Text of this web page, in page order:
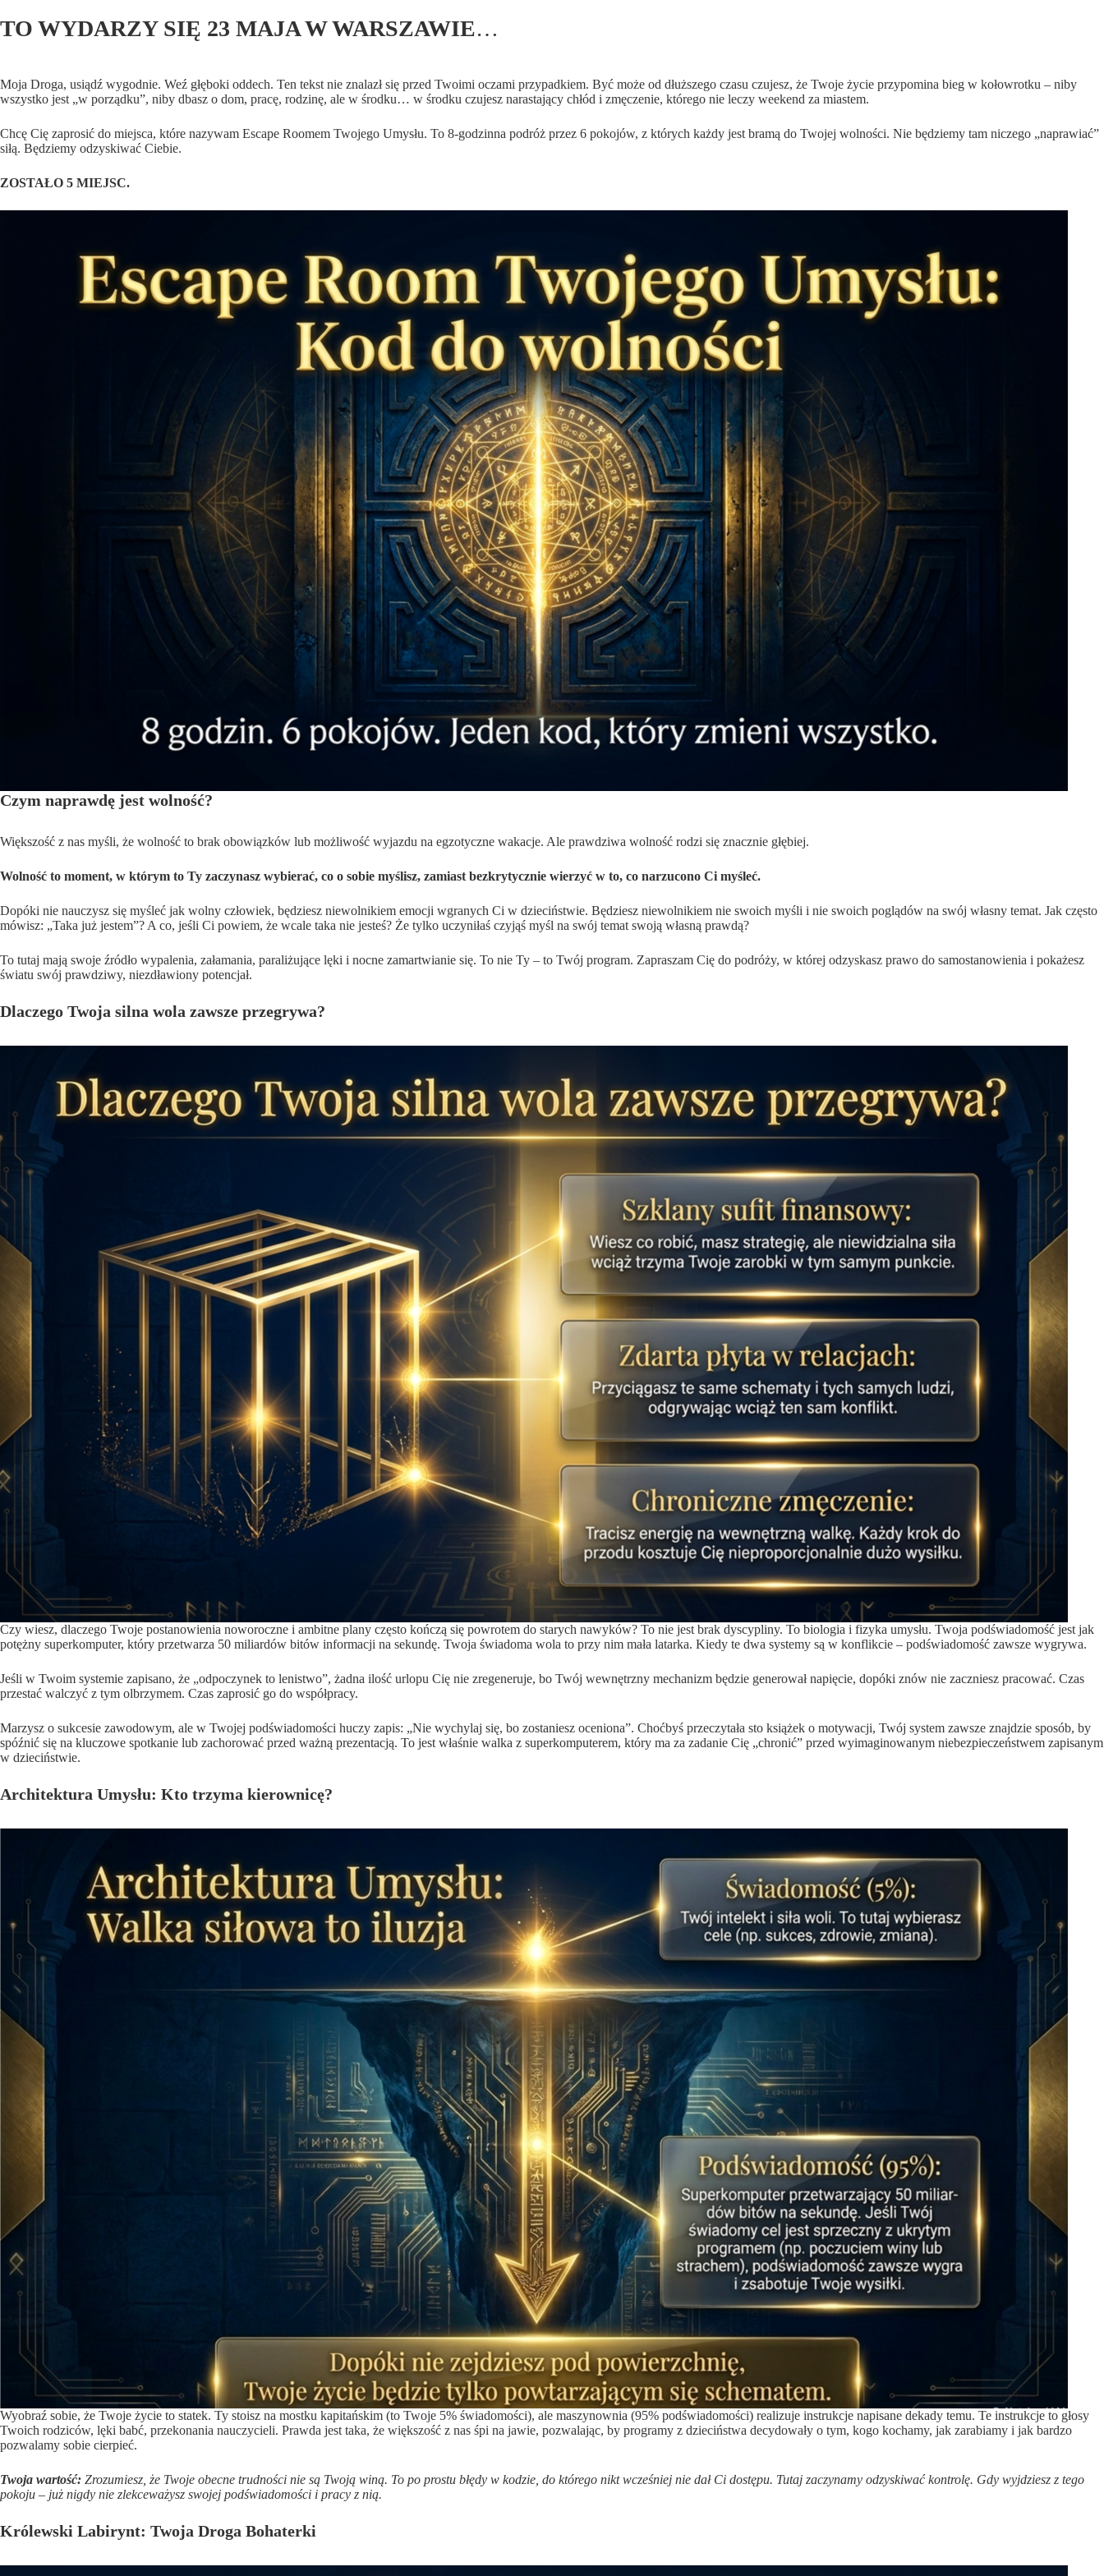
TO WYDARZY SIĘ 23 MAJA W WARSZAWIE…
Moja Droga, usiądź wygodnie. Weź głęboki oddech. Ten tekst nie znalazł się przed Twoimi oczami przypadkiem. Być może od dłuższego czasu czujesz, że Twoje życie przypomina bieg w kołowrotku – niby
wszystko jest „w porządku”, niby dbasz o dom, pracę, rodzinę, ale w środku… w środku czujesz narastający chłód i zmęczenie, którego nie leczy weekend za miastem.
Chcę Cię zaprosić do miejsca, które nazywam Escape Roomem Twojego Umysłu. To 8-godzinna podróż przez 6 pokojów, z których każdy jest bramą do Twojej wolności. Nie będziemy tam niczego „naprawiać”
siłą. Będziemy odzyskiwać Ciebie.
ZOSTAŁO 5 MIEJSC.
Czym naprawdę jest wolność?
Większość z nas myśli, że wolność to brak obowiązków lub możliwość wyjazdu na egzotyczne wakacje. Ale prawdziwa wolność rodzi się znacznie głębiej.
Wolność to moment, w którym to Ty zaczynasz wybierać, co o sobie myślisz, zamiast bezkrytycznie wierzyć w to, co narzucono Ci myśleć.
Dopóki nie nauczysz się myśleć jak wolny człowiek, będziesz niewolnikiem emocji wgranych Ci w dzieciństwie. Będziesz niewolnikiem nie swoich myśli i nie swoich poglądów na swój własny temat. Jak często
mówisz: „Taka już jestem”? A co, jeśli Ci powiem, że wcale taka nie jesteś? Że tylko uczyniłaś czyjąś myśl na swój temat swoją własną prawdą?
To tutaj mają swoje źródło wypalenia, załamania, paraliżujące lęki i nocne zamartwianie się. To nie Ty – to Twój program. Zapraszam Cię do podróży, w której odzyskasz prawo do samostanowienia i pokażesz
światu swój prawdziwy, niezdławiony potencjał.
Dlaczego Twoja silna wola zawsze przegrywa?
Czy wiesz, dlaczego Twoje postanowienia noworoczne i ambitne plany często kończą się powrotem do starych nawyków? To nie jest brak dyscypliny. To biologia i fizyka umysłu. Twoja podświadomość jest jak
potężny superkomputer, który przetwarza 50 miliardów bitów informacji na sekundę. Twoja świadoma wola to przy nim mała latarka. Kiedy te dwa systemy są w konflikcie – podświadomość zawsze wygrywa.
Jeśli w Twoim systemie zapisano, że „odpoczynek to lenistwo”, żadna ilość urlopu Cię nie zregeneruje, bo Twój wewnętrzny mechanizm będzie generował napięcie, dopóki znów nie zaczniesz pracować. Czas
przestać walczyć z tym olbrzymem. Czas zaprosić go do współpracy.
Marzysz o sukcesie zawodowym, ale w Twojej podświadomości huczy zapis: „Nie wychylaj się, bo zostaniesz oceniona”. Choćbyś przeczytała sto książek o motywacji, Twój system zawsze znajdzie sposób, by
spóźnić się na kluczowe spotkanie lub zachorować przed ważną prezentacją. To jest właśnie walka z superkomputerem, który ma za zadanie Cię „chronić” przed wyimaginowanym niebezpieczeństwem zapisanym
w dzieciństwie.
Architektura Umysłu: Kto trzyma kierownicę?
Wyobraź sobie, że Twoje życie to statek. Ty stoisz na mostku kapitańskim (to Twoje 5% świadomości), ale maszynownia (95% podświadomości) realizuje instrukcje napisane dekady temu. Te instrukcje to głosy
Twoich rodziców, lęki babć, przekonania nauczycieli. Prawda jest taka, że większość z nas śpi na jawie, pozwalając, by programy z dzieciństwa decydowały o tym, kogo kochamy, jak zarabiamy i jak bardzo
pozwalamy sobie cierpieć.
Twoja wartość: Zrozumiesz, że Twoje obecne trudności nie są Twoją winą. To po prostu błędy w kodzie, do którego nikt wcześniej nie dał Ci dostępu. Tutaj zaczynamy odzyskiwać kontrolę. Gdy wyjdziesz z tego
pokoju – już nigdy nie zlekceważysz swojej podświadomości i pracy z nią.
Królewski Labirynt: Twoja Droga Bohaterki